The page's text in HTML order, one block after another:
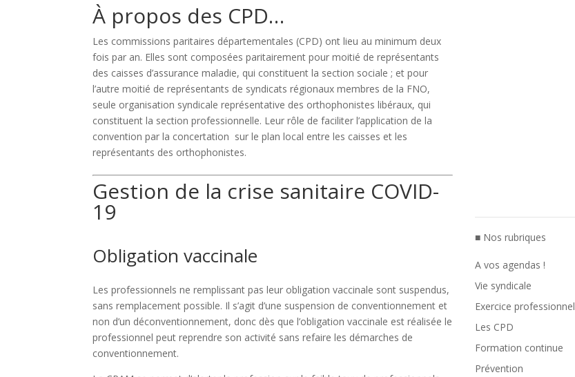
À propos des CPD…
Les commissions paritaires départementales (CPD) ont lieu au minimum deux
fois par an. Elles sont composées paritairement pour moitié de représentants
des caisses d’assurance maladie, qui constituent la section sociale ; et pour
l’autre moitié de représentants de syndicats régionaux membres de la FNO,
seule organisation syndicale représentative des orthophonistes libéraux, qui
constituent la section professionnelle. Leurrôle de faciliter l’application de la
convention par la concertation sur le plan local entre les caisses et les
représentants des orthophonistes.
Gestion de la crise sanitaire COVID-
19
Obligation vaccinale
Les professionnels ne remplissant pas leur obligation vaccinale sont suspendus,
sans remplacement possible. Il s’agit d’une suspension de conventionnement et
non d’un déconventionnement, donc dès que l’obligation vaccinale est réalisée le
professionnel peut reprendre son activité sans refaire les démarches de
conventionnement.
■ Nos rubriques
A vos agendas !
Vie syndicale
Exercice professionnel
Les CPD
Formation continue
Prévention